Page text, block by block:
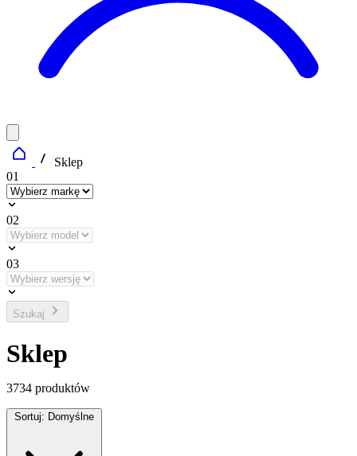
Sklep
01
02
03
Szukaj
Sklep
3734 produktów
Sortuj: Domyślne